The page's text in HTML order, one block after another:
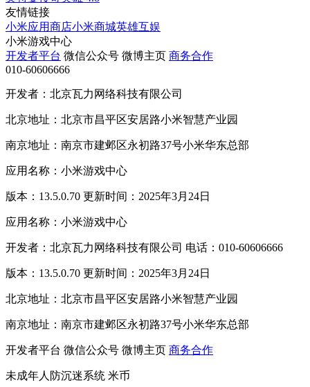
友情链接
小米应用商店小米商城英雄互娱
小米游戏中心
开发者平台 微信公众号 微博主页 商务合作
010-60606666
开发者：北京瓦力网络科技有限公司
北京地址：北京市昌平区安居路小米智慧产业园
南京地址：南京市建邺区永初路37号小米华东总部
应用名称：小米游戏中心
版本：13.5.0.70 更新时间：2025年3月24日
应用名称：小米游戏中心
开发者：北京瓦力网络科技有限公司 电话：010-60606666
版本：13.5.0.70 更新时间：2025年3月24日
北京地址：北京市昌平区安居路小米智慧产业园
南京地址：南京市建邺区永初路37号小米华东总部
开发者平台 微信公众号 微博主页 商务合作
未成年人防沉迷系统 米币